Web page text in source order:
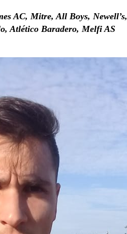
AC, Mitre, All Boys, Newell’s,
Atlético Baradero, Melfi AS